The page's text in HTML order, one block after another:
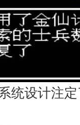
统设计注